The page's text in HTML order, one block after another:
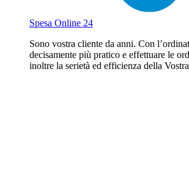
Spesa Online 24
Sono vostra cliente da anni. Con
decisamente più pratico e effettuare le
inoltre la serietà ed efficienza della